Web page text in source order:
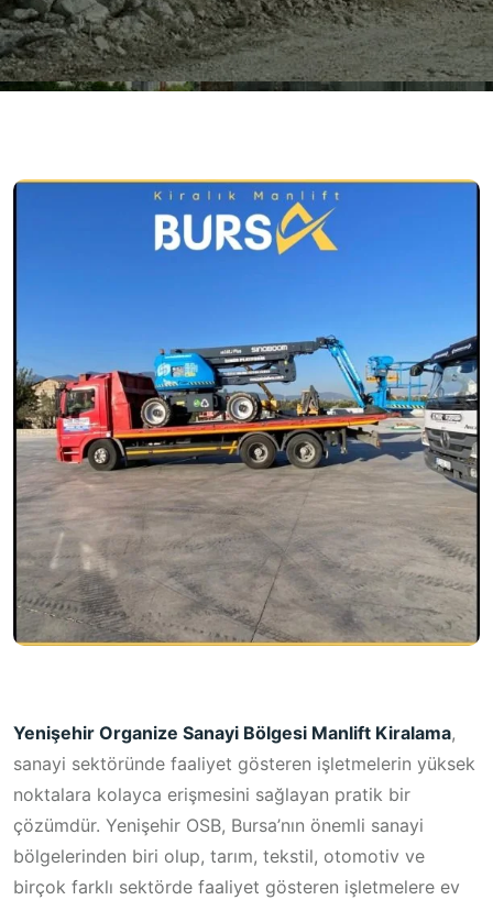
Yenişehir Organize Sanayi Bölgesi Manlift Kiralama,
sanayi sektöründe faaliyet gösteren işletmelerin yüksek
noktalara kolayca erişmesini sağlayan pratik bir
çözümdür. Yenişehir OSB, Bursa’nın önemli sanayi
bölgelerinden biri olup, tarım, tekstil, otomotiv ve
birçok farklı sektörde faaliyet gösteren işletmelere ev